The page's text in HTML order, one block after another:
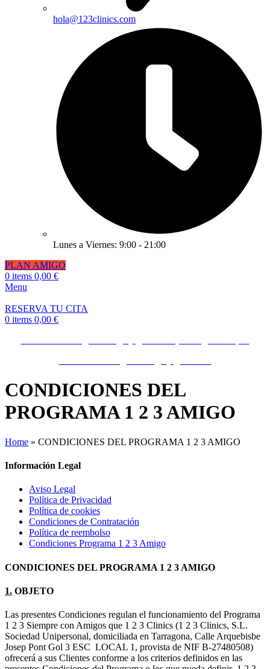
hola@123clinics.com
Lunes a Viernes: 9:00 - 21:00
PLAN AMIGO
0 items 0,00 €
Menu
RESERVA TU CITA
0 items 0,00 €
CONDICIONES DEL
PROGRAMA 1 2 3 AMIGO
Home » CONDICIONES DEL PROGRAMA 1 2 3 AMIGO
Información Legal
Aviso Legal
Política de Privacidad
Política de cookies
Condiciones de Contratación
Política de reembolso
Condiciones Programa 1 2 3 Amigo
CONDICIONES DEL PROGRAMA 1 2 3 AMIGO
1. OBJETO
Las presentes Condiciones regulan el funcionamiento del Programa
1 2 3 Siempre con Amigos que 1 2 3 Clinics (1 2 3 Clinics, S.L.
Sociedad Unipersonal, domiciliada en Tarragona, Calle Arquebisbe
Josep Pont Gol 3 ESC LOCAL 1, provista de NIF B-27480508)
ofrecerá a sus Clientes conforme a los criterios definidos en las